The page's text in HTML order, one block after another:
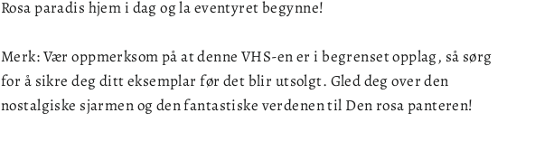
Rosa paradis hjem i dag og la eventyret begynne!
Merk: Vær oppmerksom på at denne VHS-en er i begrenset opplag, så sørg
for å sikre deg ditt eksemplar før det blir utsolgt. Gled deg over den
nostalgiske sjarmen og den fantastiske verdenen til Den rosa panteren!